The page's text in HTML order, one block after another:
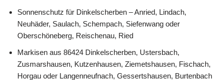
Sonnenschutz für Dinkelscherben – Anried, Lindach,
Neuhäder, Saulach, Schempach, Siefenwang oder
Oberschöneberg, Reischenau, Ried
Markisen aus 86424 Dinkelscherben, Ustersbach,
Zusmarshausen, Kutzenhausen, Ziemetshausen, Fischach,
Horgau oder Langenneufnach, Gessertshausen, Burtenbach